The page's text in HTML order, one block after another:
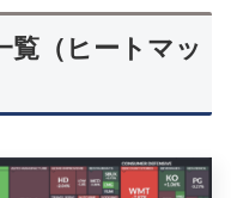
覧（ヒートマッ